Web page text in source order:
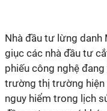
Nhà đầu tư lừng danh
giục các nhà đầu tư
phiếu công nghệ
trường thị trường
nguy hiểm trong lịch